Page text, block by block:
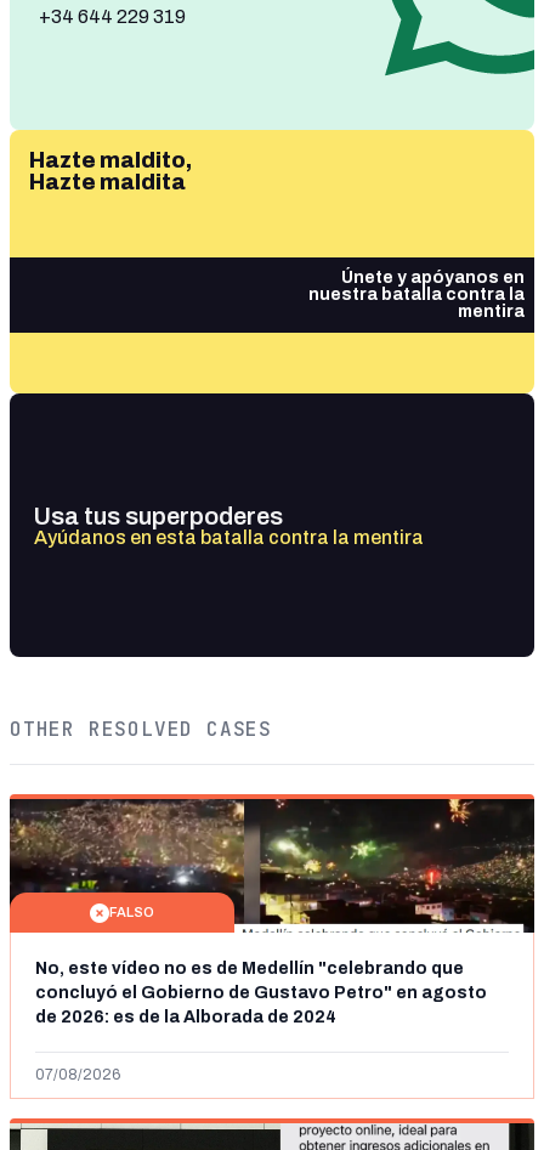
+34 644 229 319
Hazte maldito,
Hazte maldita
Únete y apóyanos en
nuestra batalla contra la
mentira
Usa tus superpoderes
Ayúdanos en esta batalla contra la mentira
OTHER RESOLVED CASES
FALSO
No, este vídeo no es de Medellín "celebrando que
concluyó el Gobierno de Gustavo Petro" en agosto
de 2026: es de la Alborada de 2024
07/08/2026